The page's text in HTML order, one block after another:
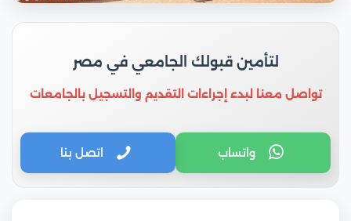
لتأمين قبولك الجامعي في مصر
تواصل معنا لبدء إجراءات التقديم والتسجيل بالجامعات
واتساب اتصل بنا